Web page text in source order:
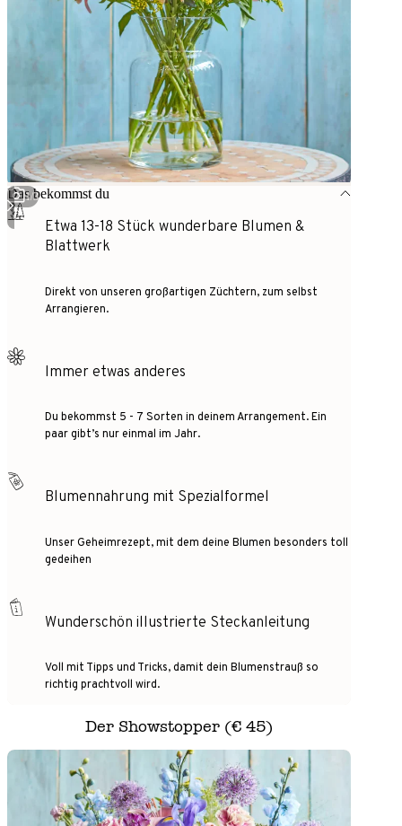
1/3
Das bekommst du
Etwa 13-18 Stück wunderbare Blumen &
Blattwerk
Direkt von unseren großartigen Züchtern, zum selbst
Arrangieren.
Immer etwas anderes
Du bekommst 5 - 7 Sorten in deinem Arrangement. Ein
paar gibt’s nur einmal im Jahr.
Blumennahrung mit Spezialformel
Unser Geheimrezept, mit dem deine Blumen besonders toll
gedeihen
Wunderschön illustrierte Steckanleitung
Voll mit Tipps und Tricks, damit dein Blumenstrauß so
richtig prachtvoll wird.
Der Showstopper (€ 45)